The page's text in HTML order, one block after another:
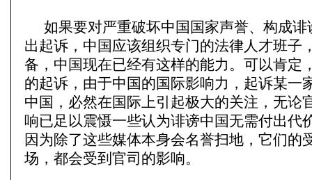
如果要对严重破坏中国国家声誉、构成
出起诉，中国应该组织专门的法律人才班子
备，中国现在已经有这样的能力。可以肯定
的起诉，由于中国的国际影响力，起诉某一
中国，必然在国际上引起极大的关注，无论
响已足以震慑一些认为诽谤中国无需付出代
因为除了这些媒体本身会名誉扫地，它们的
场，都会受到官司的影响。